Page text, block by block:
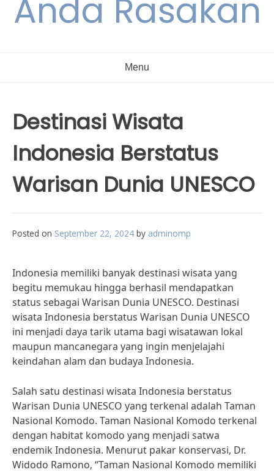
Anda Rasakan
Menu
Destinasi Wisata
Indonesia Berstatus
Warisan Dunia UNESCO
Posted on September 22, 2024 by adminomp
Indonesia memiliki banyak destinasi wisata yang
begitu memukau hingga berhasil mendapatkan
status sebagai Warisan Dunia UNESCO. Destinasi
wisata Indonesia berstatus Warisan Dunia UNESCO
ini menjadi daya tarik utama bagi wisatawan lokal
maupun mancanegara yang ingin menjelajahi
keindahan alam dan budaya Indonesia.
Salah satu destinasi wisata Indonesia berstatus
Warisan Dunia UNESCO yang terkenal adalah Taman
Nasional Komodo. Taman Nasional Komodo terkenal
dengan habitat komodo yang menjadi satwa
endemik Indonesia. Menurut pakar konservasi, Dr.
Widodo Ramono, “Taman Nasional Komodo memiliki